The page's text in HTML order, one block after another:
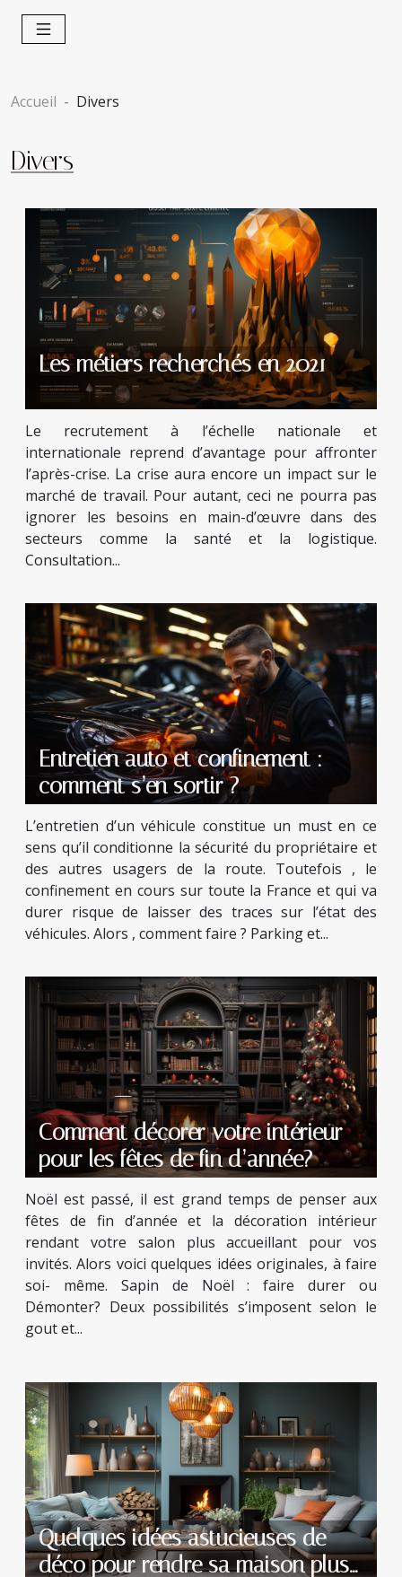
Accueil Divers
Divers
Les métiers recherchés en 2021
Le recrutement à l’échelle nationale et
internationale reprend d’avantage pour affronter
l’après-crise. La crise aura encore un impact sur le
marché de travail. Pour autant, ceci ne pourra pas
ignorer les besoins en main-d’œuvre dans des
secteurs comme la santé et la logistique.
Consultation...
Entretien auto et confinement :
comment s’en sortir ?
L’entretien d’un véhicule constitue un must en ce
sens qu’il conditionne la sécurité du propriétaire et
des autres usagers de la route. Toutefois , le
confinement en cours sur toute la France et qui va
durer risque de laisser des traces sur l’état des
véhicules. Alors , comment faire ? Parking et...
Comment décorer votre intérieur
pour les fêtes de fin d’année?
Noël est passé, il est grand temps de penser aux
fêtes de fin d’année et la décoration intérieur
rendant votre salon plus accueillant pour vos
invités. Alors voici quelques idées originales, à faire
soi- même. Sapin de Noël : faire durer ou
Démonter? Deux possibilités s’imposent selon le
gout et...
Quelques idées astucieuses de
déco pour rendre sa maison plus